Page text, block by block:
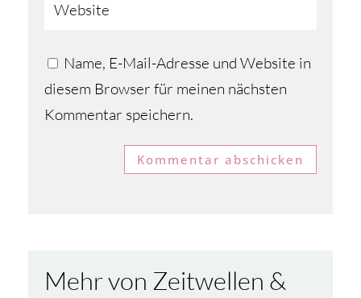
Name, E-Mail-Adresse und Website in
diesem Browser für meinen nächsten
Kommentar speichern.
Kommentar abschicken
Mehr von Zeitwellen &